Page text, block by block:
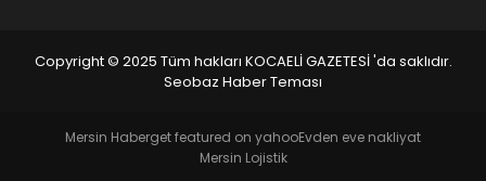
Copyright © 2025 Tüm hakları KOCAELİ GAZETESİ 'da saklıdır.
Seobaz Haber Teması
Mersin Haberget featured on yahooEvden eve nakliyat
Mersin Lojistik